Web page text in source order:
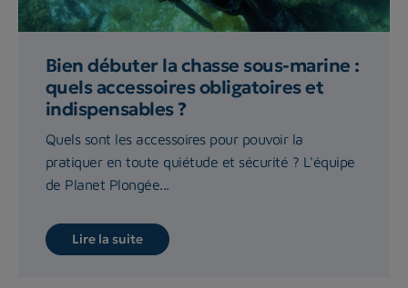
Bien débuter la chasse sous-marine :
quels accessoires obligatoires et
indispensables ?
Quels sont les accessoires pour pouvoir la
pratiquer en toute quiétude et sécurité ? L'équipe
de Planet Plongée...
Lire la suite